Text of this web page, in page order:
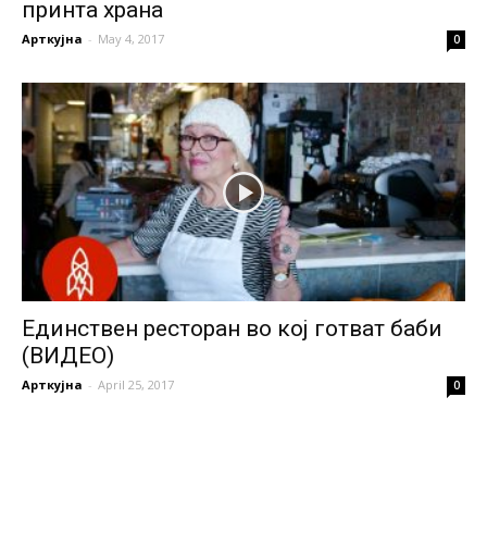
принта храна
Арткујна - May 4, 2017 0
Единствен ресторан во кој готват баби
(ВИДЕО)
Арткујна - April 25, 2017 0